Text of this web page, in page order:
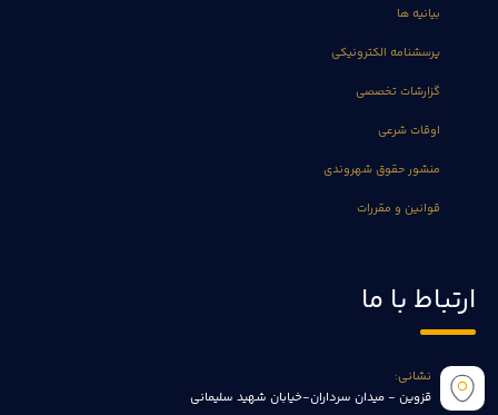
بیانیه ها
پرسشنامه الکترونیکی
گزارشات تخصصی
اوقات شرعی
منشور حقوق شهروندی
قوانین و مقررات
ارتباط با ما
نشانی:
قزوین - میدان سرداران-خیابان شهید سلیمانی